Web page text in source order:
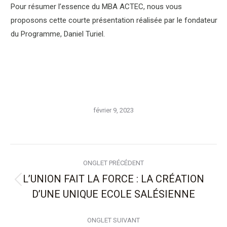
Pour résumer l’essence du MBA ACTEC, nous vous
proposons cette courte présentation réalisée par le fondateur
du Programme, Daniel Turiel.
février 9, 2023
de
commentaire
ONGLET PRÉCÉDENT
Onglet
précédent
L’UNION FAIT LA FORCE : LA CRÉATION
D’UNE UNIQUE ECOLE SALÉSIENNE
ONGLET SUIVANT